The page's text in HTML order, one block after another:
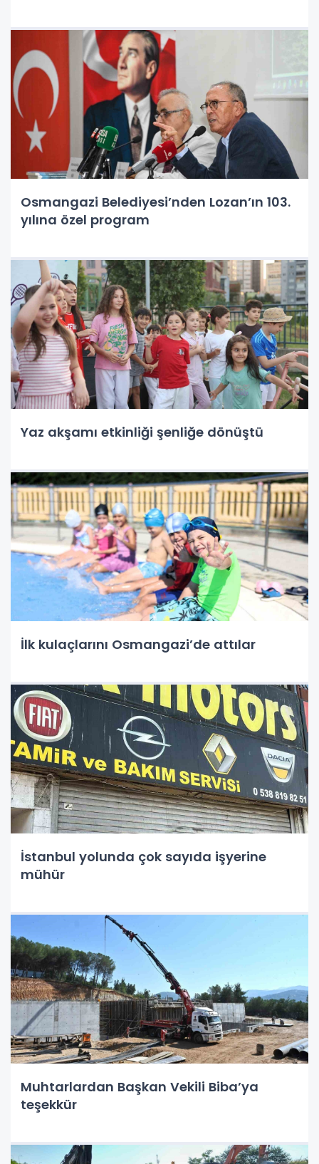
Osmangazi Belediyesi’nden Lozan’ın 103.
yılına özel program
Yaz akşamı etkinliği şenliğe dönüştü
İlk kulaçlarını Osmangazi’de attılar
İstanbul yolunda çok sayıda işyerine
mühür
Muhtarlardan Başkan Vekili Biba’ya
teşekkür